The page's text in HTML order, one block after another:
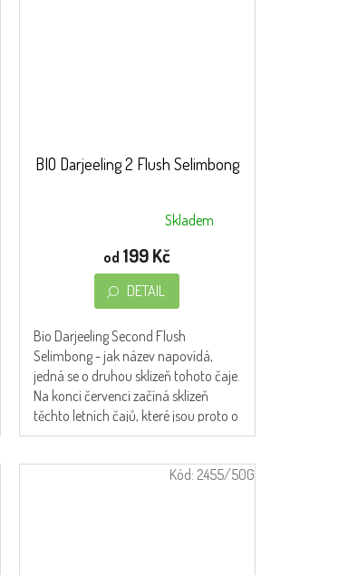
BIO Darjeeling 2 Flush Selimbong
5
hvězdiček.
Skladem
od 199 Kč
DETAIL
Bio Darjeeling Second Flush
Selimbong - jak název napovídá,
jedná se o druhou sklizeň tohoto čaje.
Na konci červenci začíná sklizeň
těchto letních čajů, které jsou proto o
dost...
Kód: 2455/50G